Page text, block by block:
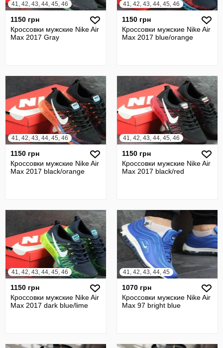
41, 42, 43, 44, 45, 46
1150 грн
Кроссовки мужские Nike Air
Max 2017 Gray
41, 42, 43, 44, 45, 46
1150 грн
Кроссовки мужские Nike Air
Max 2017 blue/orange
41, 42, 43, 44, 45, 46
1150 грн
Кроссовки мужские Nike Air
Max 2017 black/orange
41, 42, 43, 44, 45, 46
1150 грн
Кроссовки мужские Nike Air
Max 2017 black/red
41, 42, 43, 44, 45, 46
1150 грн
Кроссовки мужские Nike Air
Max 2017 dark blue/lime
41, 42, 43, 44, 45
1070 грн
Кроссовки мужские Nike Air
Max 97 bright blue